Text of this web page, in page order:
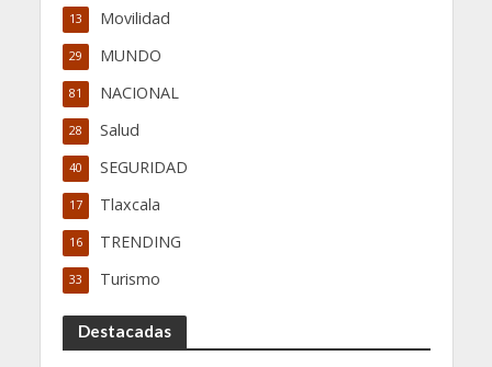
Movilidad
13
MUNDO
29
NACIONAL
81
Salud
28
SEGURIDAD
40
Tlaxcala
17
TRENDING
16
Turismo
33
Destacadas